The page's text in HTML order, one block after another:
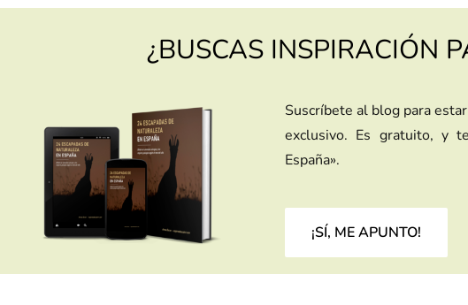
¿BUSCAS INSPIRACIÓN
Suscríbete al blog para
exclusivo. Es gratuito, y
España».
¡SÍ, ME APUNTO!